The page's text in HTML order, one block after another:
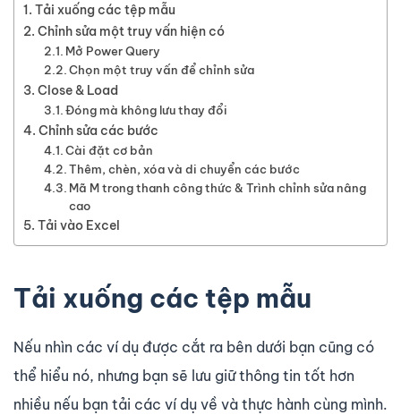
Tải xuống các tệp mẫu
Chỉnh sửa một truy vấn hiện có
Mở Power Query
Chọn một truy vấn để chỉnh sửa
Close & Load
Đóng mà không lưu thay đổi
Chỉnh sửa các bước
Cài đặt cơ bản
Thêm, chèn, xóa và di chuyển các bước
Mã M trong thanh công thức & Trình chỉnh sửa nâng
cao
Tải vào Excel
Tải xuống các tệp mẫu
Nếu nhìn các ví dụ được cắt ra bên dưới bạn cũng có
thể hiểu nó, nhưng bạn sẽ lưu giữ thông tin tốt hơn
nhiều nếu bạn tải các ví dụ về và thực hành cùng mình.